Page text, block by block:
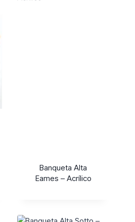
Banqueta Alta
Eames – Acrílico